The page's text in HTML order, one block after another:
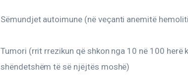
Sëmundjet autoimune (në veçanti anemitë
Tumori (rrit rrezikun që shkon nga 10 në 100 herë
shëndetshëm të së njëjtës moshë)